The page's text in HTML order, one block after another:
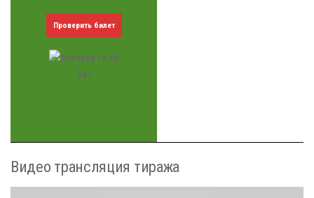
Проверить билет
Видео трансляция тиража